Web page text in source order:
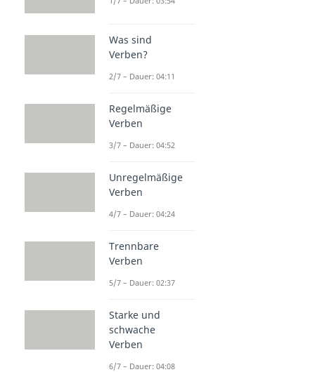
Was sind
Verben?
2/7 – Dauer: 04:11
Regelmäßige
Verben
3/7 – Dauer: 04:52
Unregelmäßige
Verben
4/7 – Dauer: 04:24
Trennbare
Verben
5/7 – Dauer: 02:37
Starke und
schwache
Verben
6/7 – Dauer: 04:08